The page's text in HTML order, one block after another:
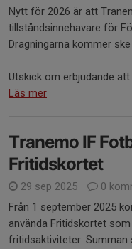
Nytt för 2026 är att
tillståndsinnehavare för
Dragningarna kommer
Utskick om erbjudande
Läs mer
Tranemo IF
Fritidskortet
29 sep 2025
0
Från 1 september 2025
använda Fritidskortet
fritidsaktiviteter. Summan